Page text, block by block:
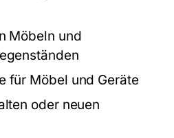
Möbeln und
für Möbel und Geräte
oder neuen